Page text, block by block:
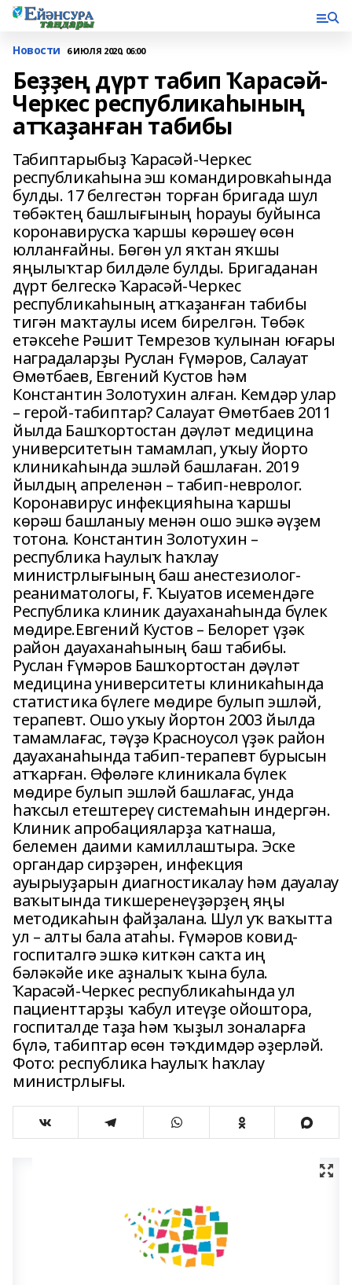
Новости 6 ИЮЛЯ 2020, 06:00
Беҙҙең дүрт табип Ҡарасәй-
Черкес республикаһының
атҡаҙанған табибы
Табиптарыбыҙ Ҡарасәй-Черкес
республикаһына эш командировкаһында
булды. 17 белгестән торған бригада шул
төбәктең башлығының һорауы буйынса
коронавирусҡа ҡаршы көрәшеү өсөн
юлланғайны. Бөгөн ул яҡтан яҡшы
яңылыҡтар билдәле булды. Бригаданан
дүрт белгескә Ҡарасәй-Черкес
республикаһының атҡаҙанған табибы
тигән маҡтаулы исем бирелгән. Төбәк
етәксеһе Рәшит Темрезов ҡулынан юғары
наградаларҙы Руслан Ғүмәров, Салауат
Өмөтбаев, Евгений Кустов һәм
Константин Золотухин алған. Кемдәр улар
– герой-табиптар? Салауат Өмөтбаев 2011
йылда Башҡортостан дәүләт медицина
университетын тамамлап, уҡыу йорто
клиникаһында эшләй башлаған. 2019
йылдың апреленән – табип-невролог.
Коронавирус инфекцияһына ҡаршы
көрәш башланыу менән ошо эшкә әүҙем
тотона. Константин Золотухин –
республика Һаулыҡ һаҡлау
министрлығының баш анестезиолог-
реаниматологы, Ғ. Ҡыуатов исемендәге
Республика клиник дауаханаһында бүлек
мөдире.Евгений Кустов – Белорет үҙәк
район дауаханаһының баш табибы.
Руслан Ғүмәров Башҡортостан дәүләт
медицина университеты клиникаһында
статистика бүлеге мөдире булып эшләй,
терапевт. Ошо уҡыу йортон 2003 йылда
тамамлағас, тәүҙә Красноусол үҙәк район
дауаханаһында табип-терапевт бурысын
атҡарған. Өфөләге клиникала бүлек
мөдире булып эшләй башлағас, унда
һаҡсыл етештереү системаһын индергән.
Клиник апробацияларҙа ҡатнаша,
белемен даими камиллаштыра. Эске
органдар сирҙәрен, инфекция
ауырыуҙарын диагностикалау һәм дауалау
ваҡытында тикшеренеүҙәрҙең яңы
методикаһын файҙалана. Шул уҡ ваҡытта
ул – алты бала атаһы. Ғүмәров ковид-
госпиталгә эшкә киткән саҡта иң
бәләкәйе ике аҙналыҡ ҡына була.
Ҡарасәй-Черкес республикаһында ул
пациенттарҙы ҡабул итеүҙе ойоштора,
госпиталде таҙа һәм ҡыҙыл зоналарға
бүлә, табиптар өсөн тәҡдимдәр әҙерләй.
Фото: республика Һаулыҡ һаҡлау
министрлығы.